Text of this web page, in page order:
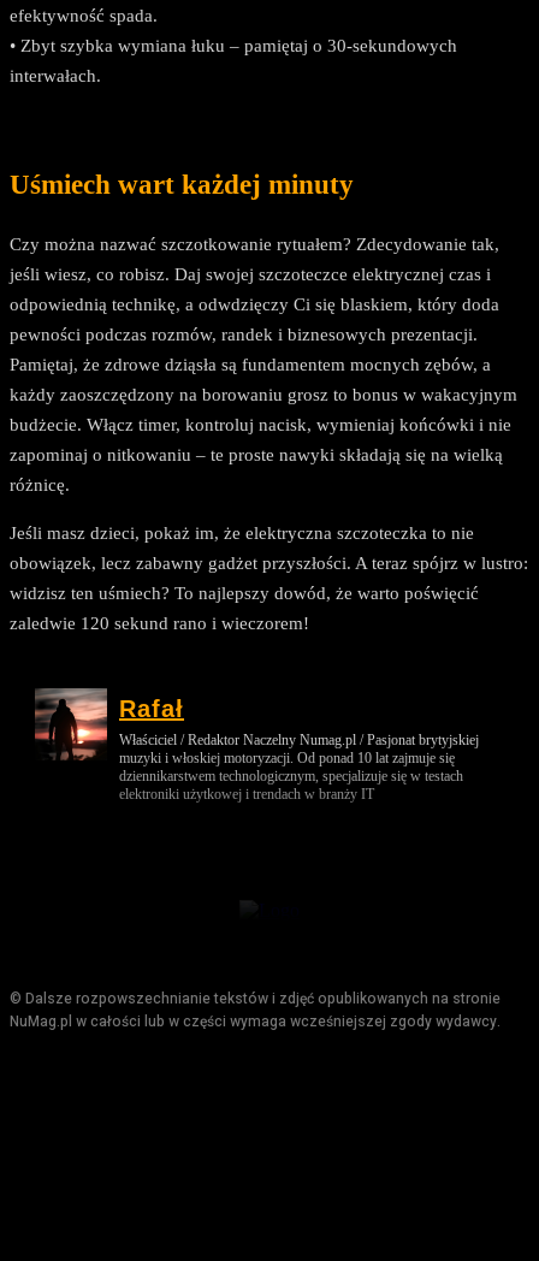
efektywność spada.
• Zbyt szybka wymiana łuku – pamiętaj o 30-sekundowych
interwałach.
Uśmiech wart każdej minuty
Czy można nazwać szczotkowanie rytuałem? Zdecydowanie tak,
jeśli wiesz, co robisz. Daj swojej szczoteczce elektrycznej czas i
odpowiednią technikę, a odwdzięczy Ci się blaskiem, który doda
pewności podczas rozmów, randek i biznesowych prezentacji.
Pamiętaj, że zdrowe dziąsła są fundamentem mocnych zębów, a
każdy zaoszczędzony na borowaniu grosz to bonus w wakacyjnym
budżecie. Włącz timer, kontroluj nacisk, wymieniaj końcówki i nie
zapominaj o nitkowaniu – te proste nawyki składają się na wielką
różnicę.
Jeśli masz dzieci, pokaż im, że elektryczna szczoteczka to nie
obowiązek, lecz zabawny gadżet przyszłości. A teraz spójrz w lustro:
widzisz ten uśmiech? To najlepszy dowód, że warto poświęcić
zaledwie 120 sekund rano i wieczorem!
Rafał
Właściciel / Redaktor Naczelny Numag.pl / Pasjonat brytyjskiej
muzyki i włoskiej motoryzacji. Od ponad 10 lat zajmuje się
dziennikarstwem technologicznym, specjalizuje się w testach
elektroniki użytkowej i trendach w branży IT
© Dalsze rozpowszechnianie tekstów i zdjęć opublikowanych na stronie
NuMag.pl w całości lub w części wymaga wcześniejszej zgody wydawcy.